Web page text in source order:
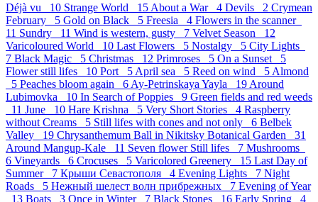
Déjà vu 10 Strange World 15 About a War 4 Devils 2 Crymean
February 5 Gold on Black 5 Freesia 4 Flowers in the scanner
11 Sundry 11 Wind is western, gusty 7 Velvet Season 12
Varicoloured World 10 Last Flowers 5 Nostalgy 5 City Lights
7 Black Magic 5 Christmas 12 Primroses 5 On a Sunset 5
Flower still lifes 10 Port 5 April sea 5 Reed on wind 5 Almond
5 Peaches bloom again 6 Ay-Petrinskaya Yayla 19 Around
Lubimovka 10 In Search of Poppies 9 Green fields and red weeds
11 June 10 Hare Krishna 5 Very Short Stories 4 Raspberry
without Creams 5 Still lifes with cones and not only 6 Belbek
Valley 19 Chrysanthemum Ball in Nikitsky Botanical Garden 31
Around Mangup-Kale 11 Seven flower Still lifes 7 Mushrooms
6 Vineyards 6 Crocuses 5 Varicolored Greenery 15 Last Day of
Summer 7 Крыши Севастополя 4 Evening Lights 7 Night
Roads 5 Нежный шелест волн прибрежных 7 Evening of Year
13 Boats 3 Once in Winter 7 Black Stones 16 Early Spring 4